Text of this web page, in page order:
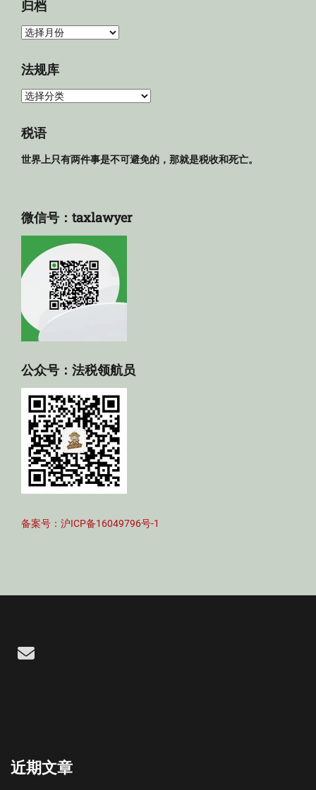
归档
归
法规库
法
库
税语
世界上只有两件事是不可避免的，那就是税收和死亡。
微信号：taxlawyer
公众号：法税领航员
备案号：沪ICP备16049796号-1
Email
近期文章